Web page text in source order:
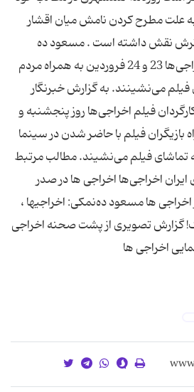
علت مطرح کردن نامش میان اقشار
نقش داشته است . مسعود ده
نمكی و بازیگران فیلم اخراجی‌ها 23 و 24 فروردین به همراه مردم
فیلم می‌نشینند. به گزارش خبرنگار
فیلم اخراجی‌ها روز پنجشنبه و
فیلم با حاضر شدن در سینما
از سانس 16 تا 22 به تماشای فیلم می‌نشیند. مطالب مرتبط
ایران اخراجی‌ها اخراجی ها در صدر
ها مسعود ده‌نمكی‌: اخراجیها ،
گزارش تصویری از پشت صحنه اخراجی
اخراجی ها